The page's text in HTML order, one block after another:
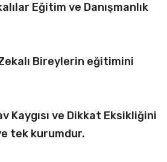
Eğitim ve Danışmanlık
Bireylerin eğitimini
Kaygısı ve Dikkat Eksikliğini
tek kurumdur.